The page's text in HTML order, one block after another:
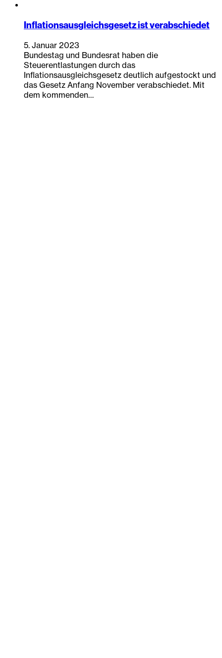
Inflationsausgleichsgesetz ist verabschiedet
5. Januar 2023
Bundestag und Bundesrat haben die
Steuerentlastungen durch das
Inflationsausgleichsgesetz deutlich aufgestockt und
das Gesetz Anfang November verabschiedet. Mit
dem kommenden…